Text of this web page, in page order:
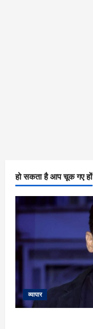
हो सकता है आप चूक गए हों
व्यापार